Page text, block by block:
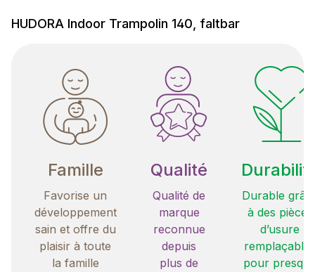
HUDORA Indoor Trampolin 140, faltbar
Famille
Favorise un
développement
sain et offre du
plaisir à toute
la famille
Qualité
Qualité de
marque
reconnue
depuis
plus de
Durable
à des pièces
d’usure
remplaçables
pour